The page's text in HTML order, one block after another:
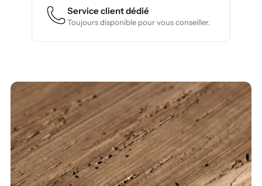
Service client dédié
Toujours disponible pour vous conseiller.